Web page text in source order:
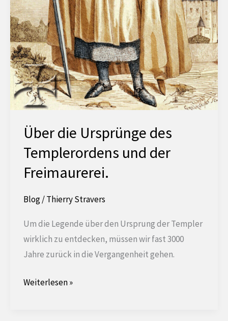
Über die Ursprünge des
Templerordens und der
Freimaurerei.
Blog/Thierry Stravers
Um die Legende über den Ursprung der Templer
wirklich zu entdecken, müssen wir fast 3000
Jahre zurück in die Vergangenheit gehen.
Über
Weiterlesen »